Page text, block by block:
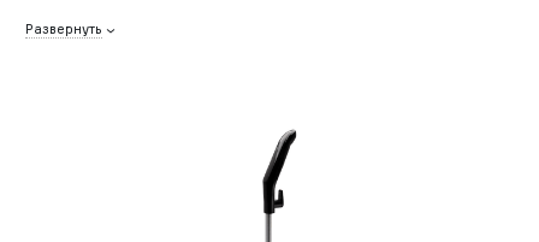
Развернуть